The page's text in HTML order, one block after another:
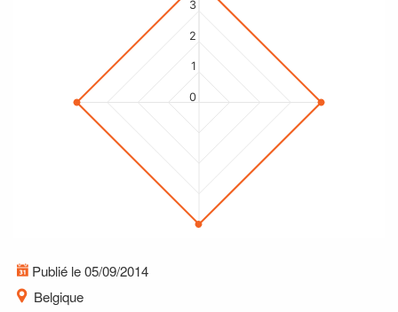
0
1
2
3
Publié le 05/09/2014
Belgique